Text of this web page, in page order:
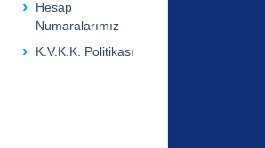
Hesap
Numaralarımız
K.V.K.K. Politikası